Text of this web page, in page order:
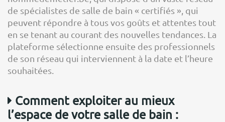
de spécialistes de salle de bain « certifiés », qui
peuvent répondre à tous vos goûts et attentes tout
en se tenant au courant des nouvelles tendances. La
plateforme sélectionne ensuite des professionnels
de son réseau qui interviennent à la date et l’heure
souhaitées.
Comment exploiter au mieux
l’espace de votre salle de bain :